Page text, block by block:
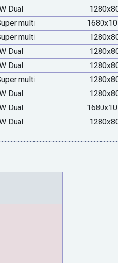
Dual
multi
multi
Dual
Dual
multi
Dual
Dual
Dual